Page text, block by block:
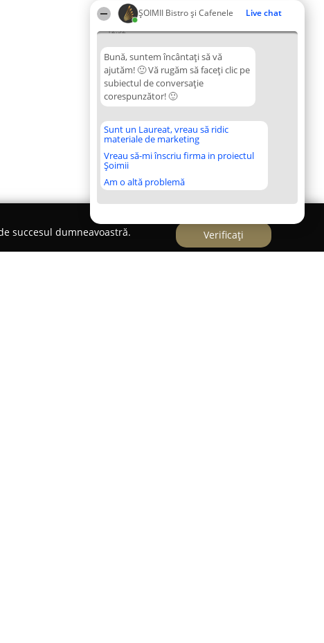
ȘOIMII Bistro și Cafenele Live chat
12:52
Bună, suntem încântați să vă
ajutăm! 🙂 Vă rugăm să faceți clic pe
subiectul de conversație
corespunzător! 🙂
Sunt un Laureat, vreau să ridic
materiale de marketing
Vreau să-mi înscriu firma in proiectul
Șoimii
Am o altă problemă
succesul dumneavoastră.
Verificați